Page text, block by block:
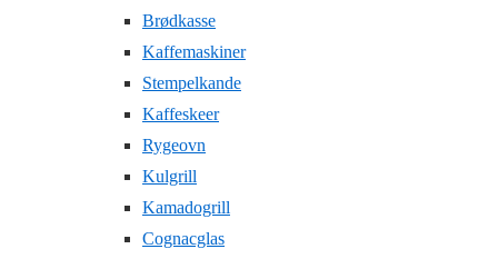
Brødkasse
Kaffemaskiner
Stempelkande
Kaffeskeer
Rygeovn
Kulgrill
Kamadogrill
Cognacglas